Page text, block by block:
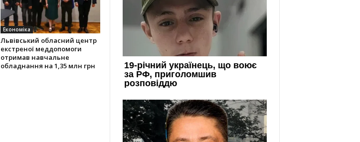
Економіка
Львівський обласний центр
екстреної меддопомоги
отримав навчальне
обладнання на 1,35 млн грн